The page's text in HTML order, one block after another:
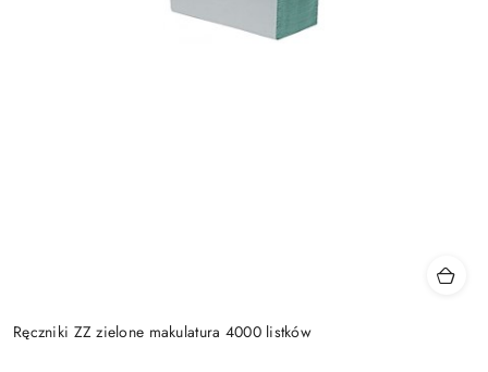
Ręczniki ZZ zielone makulatura 4000 listków